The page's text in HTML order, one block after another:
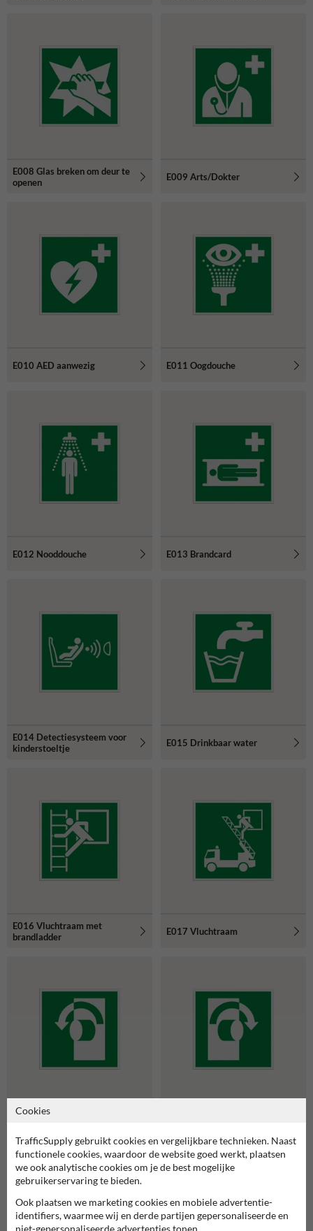
E008 Glas breken om deur te
openen
E009 Arts/Dokter
E010 AED aanwezig E011 Oogdouche
E012 Nooddouche E013 Brandcard
E014 Detectiesysteem voor
kinderstoeltje
E015 Drinkbaar water
E016 Vluchtraam met
brandladder
E017 Vluchtraam
E018 Draai linksom om te
Cookies
TrafficSupply gebruikt cookies en vergelijkbare technieken. Naast
functionele cookies, waardoor de website goed werkt, plaatsen
we ook analytische cookies om je de best mogelijke
gebruikerservaring te bieden.
Ook plaatsen we marketing cookies en mobiele advertentie-
identifiers, waarmee wij en derde partijen gepersonaliseerde en
niet-gepersonaliseerde advertenties tonen